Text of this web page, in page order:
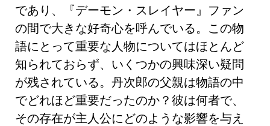
であり、『デーモン・スレイヤー』ファン
の間で大きな好奇心を呼んでいる。この物
語にとって重要な人物についてはほとんど
知られておらず、いくつかの興味深い疑問
が残されている。丹次郎の父親は物語の中
でどれほど重要だったのか？彼は何者で、
その存在が主人公にどのような影響を与え